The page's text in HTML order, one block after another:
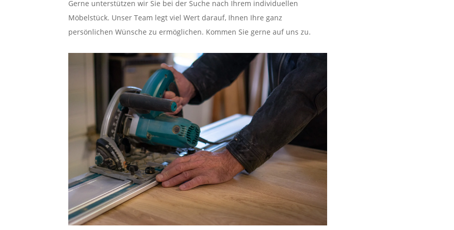
Gerne unterstützen wir Sie bei der Suche nach Ihrem individuellen
Möbelstück. Unser Team legt viel Wert darauf, Ihnen Ihre ganz
persönlichen Wünsche zu ermöglichen. Kommen Sie gerne auf uns zu.